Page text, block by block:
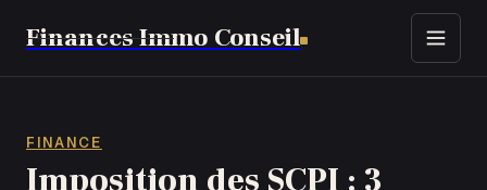
Finances Immo Conseil
Immobilier
Finance
FINANCE
Imposition des SCPI : 3